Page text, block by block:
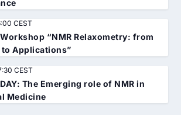
CEST
Workshop “NMR Relaxometry: from
Applications”
CEST
The Emerging role of NMR in
Medicine